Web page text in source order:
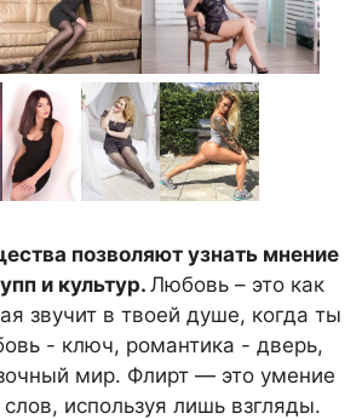
позволяют узнать мнение
и культур. Любовь – это как
звучит в твоей душе, когда ты
- ключ, романтика - дверь,
мир. Флирт — это умение
используя лишь взгляды.